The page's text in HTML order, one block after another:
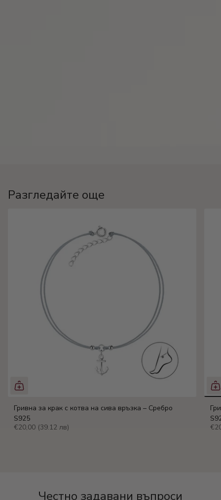
Разгледайте още
Гривна за крак с котва на сива връзка – Сребро
S925
€20,00 (39.12 лв)
Честно задавани въпроси